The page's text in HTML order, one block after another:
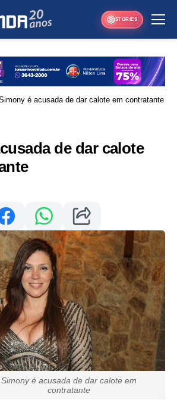
STORIES
é acusada de dar calote em contratante
de dar calote
Simony é acusada de dar calote em
contratante